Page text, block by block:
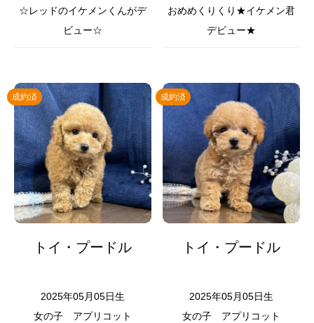
☆レッドのイケメンくんがデ
ビュー☆
おめめくりくり★イケメン君
デビュー★
成約済
トイ・プードル
2025年05月05日生
女の子
アプリコット
成約済
トイ・プードル
2025年05月05日生
女の子
アプリコット